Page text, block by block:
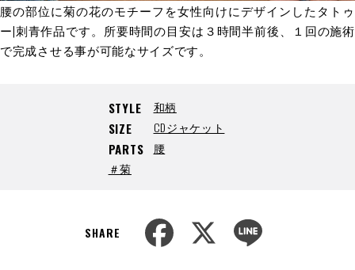
腰の部位に菊の花のモチーフを女性向けにデザインしたタトゥ
ー|刺青作品です。所要時間の目安は３時間半前後、１回の施術
で完成させる事が可能なサイズです。
STYLE 和柄
SIZE CDジャケット
PARTS
腰
＃菊
SHARE